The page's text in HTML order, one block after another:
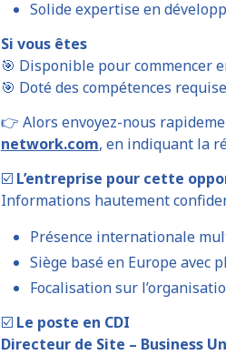
Solide expertise en
Si vous êtes
🎯 Disponible pour commencer
🎯 Doté des compétences
👉 Alors envoyez-nous
network.com, en indiquant la
☑️ L’entreprise pour cette
Informations hautement
Présence internationale
Siège basé en Europe avec
Focalisation sur
☑️ Le poste en CDI
Directeur de Site – Business